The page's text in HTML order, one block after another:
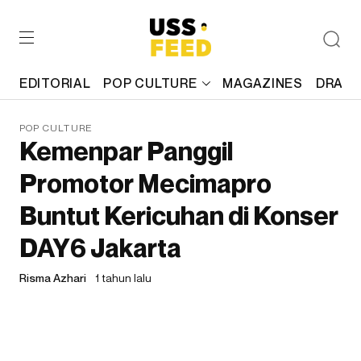
EDITORIAL POP CULTURE MAGAZINES
POP CULTURE
Kemenpar Panggil
Promotor Mecimapro
Buntut Kericuhan di Konser
DAY6 Jakarta
Risma Azhari 1 tahun lalu